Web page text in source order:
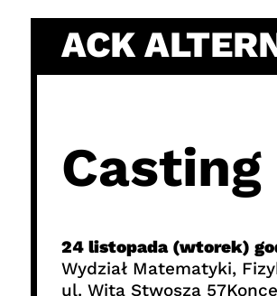
content
ACK
Casting
24 listopada (wtorek)
Wydział Matematyki,
ul. Wita Stwosza